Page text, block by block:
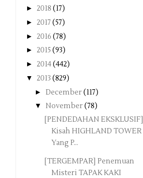
► 2018 (17)
► 2017 (57)
► 2016 (78)
► 2015 (93)
► 2014(442)
▼ 2013 (829)
► December(117)
▼ November(78)
[PENDEDAHAN EKSKLUSIF]
Kisah HIGHLAND TOWER
Yang P...
[TERGEMPAR] Penemuan
Misteri TAPAK KAKI